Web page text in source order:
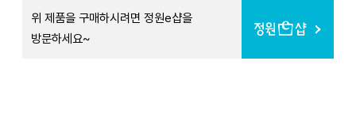
위 제품을 구매하시려면 정원e샵을
방문하세요~